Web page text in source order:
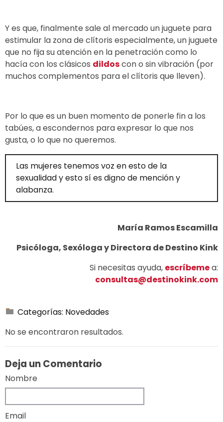
Y es que, finalmente sale al mercado un juguete para
estimular la zona de clítoris especialmente, un juguete
que no fija su atención en la penetración como lo
hacía con los clásicos dildoscon o sin vibración (por
muchos complementos para el clítoris que lleven).
Por lo que es un buen momento de ponerle fin a los
tabúes, a escondernos para expresar lo que nos
gusta, o lo que no queremos.
Las mujeres tenemos voz en esto de la
sexualidad y esto sí es digno de mención y
alabanza.
María Ramos Escamilla
Psicóloga, Sexóloga y Directora de Destino Kink
Si necesitas ayuda, escríbemea:
consultas@destinokink.com
Categorías: Novedades
No se encontraron resultados.
Deja un Comentario
Nombre
Email